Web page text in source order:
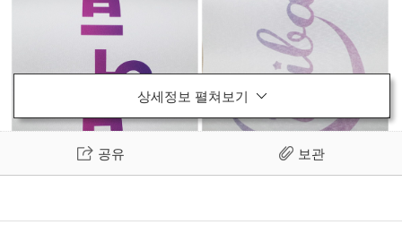
상세정보 펼쳐보기
공유 보관